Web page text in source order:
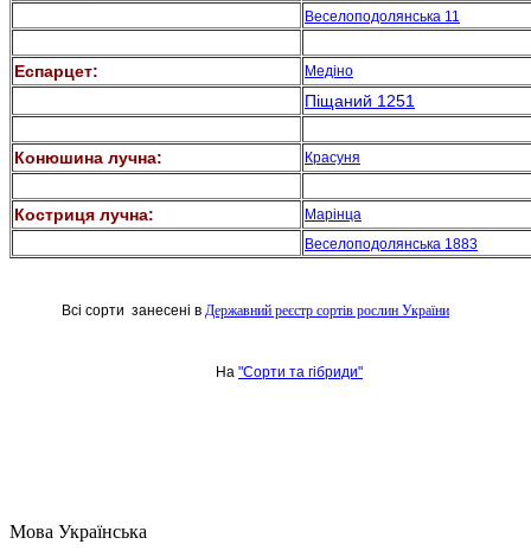
Веселоподолянська 11
Еспарцет: Медіно
Піщаний 1251
Конюшина лучна: Красуня
Костриця лучна:
Марінца
Веселоподолянська 1883
Всі сорти занесені в Державний реєстр сортів рослин України
На "Сорти та гібриди"
Мова Українська